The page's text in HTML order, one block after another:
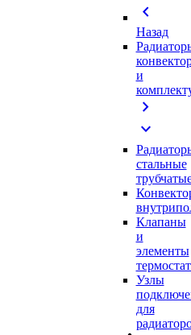
chevron_left
Назад
и
chevron_right
expand_more
стальные
Клапаны
и
элементы
Узлы
для